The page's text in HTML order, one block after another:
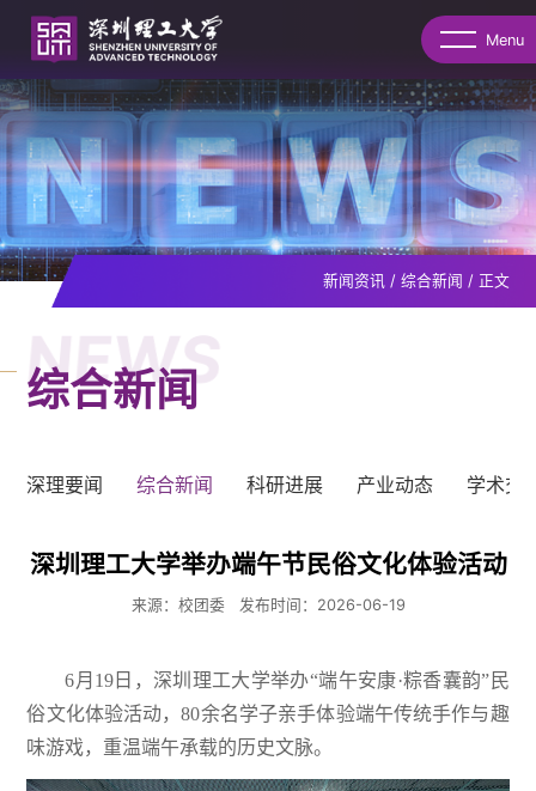
Menu
新闻资讯 / 综合新闻 / 正文
NEWS
综合新闻
深理要闻 综合新闻 科研进展 产业动态 学术交
深圳理工大学举办端午节民俗文化体验活动
来源：校团委 发布时间：2026-06-19
6月19日，深圳理工大学举办“端午安康·粽香囊韵”民
俗文化体验活动，80余名学子亲手体验端午传统手作与趣
味游戏，重温端午承载的历史文脉。